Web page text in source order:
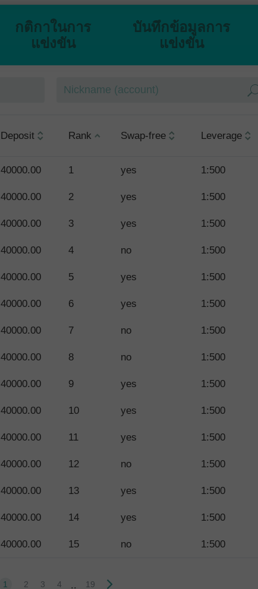
กติกาในการ
แข่งขัน
บันทึกข้อมูลการ
แข่งขัน
Deposit Rank Swap-free Leverage
40000.00 1 yes 1:500
40000.00 2 yes 1:500
40000.00 3 yes 1:500
40000.00 4 no 1:500
40000.00 5 yes 1:500
40000.00 6 yes 1:500
40000.00 7 no 1:500
40000.00 8 no 1:500
40000.00 9 yes 1:500
40000.00 10 yes 1:500
40000.00 11 yes 1:500
40000.00 12 no 1:500
40000.00 13 yes 1:500
40000.00 14 yes 1:500
40000.00 15 no 1:500
1 2 3 4 .. 19